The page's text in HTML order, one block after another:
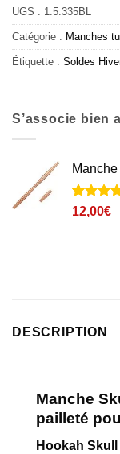
UGS : 1.5.335BL
Catégorie : Manches
Étiquette : Soldes
S’associe bien
Noté4
sur 5
3
12,00€
DESCRIPTION
Manche
pailleté
Hookah Skull